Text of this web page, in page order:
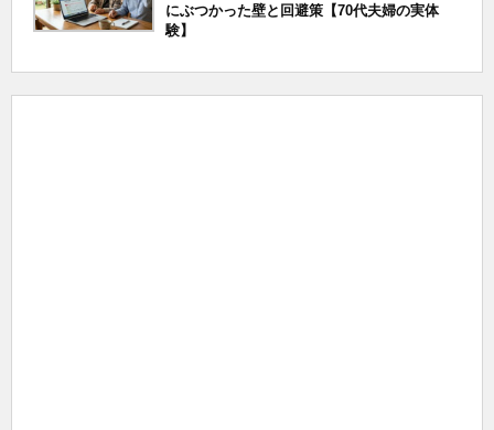
にぶつかった壁と回避策【70代夫婦の実体
験】